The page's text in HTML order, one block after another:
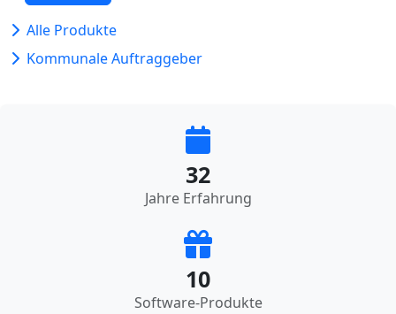
Alle Produkte
Kommunale Auftraggeber
32
Jahre Erfahrung
10
Software-Produkte